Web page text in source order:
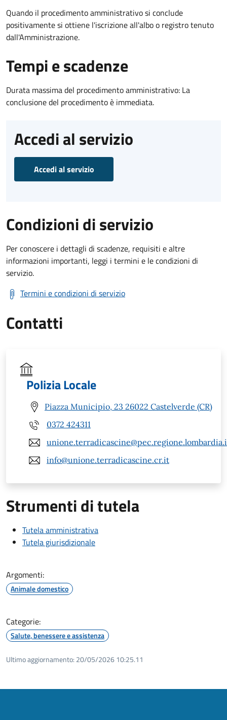
Quando il procedimento amministrativo si conclude
positivamente si ottiene l'iscrizione all'albo o registro tenuto
dall'Amministrazione.
Tempi e scadenze
Durata massima del procedimento amministrativo: La
conclusione del procedimento è immediata.
Accedi al servizio
Accedi al servizio
Condizioni di servizio
Per conoscere i dettagli di scadenze, requisiti e altre
informazioni importanti, leggi i termini e le condizioni di
servizio.
Termini e condizioni di servizio
Contatti
Polizia Locale
Piazza Municipio, 23 26022 Castelverde (CR)
0372 424311
info@unione.terradicascine.cr.it
Strumenti di tutela
Tutela amministrativa
Tutela giurisdizionale
Argomenti:
Animale domestico
Categorie:
Salute, benessere e assistenza
Ultimo aggiornamento: 20/05/2026 10:25.11